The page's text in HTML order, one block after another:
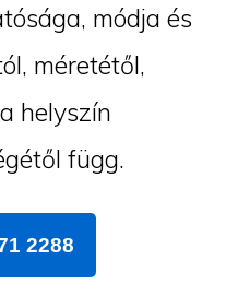
módja és
méretétől,
helyszín
függ.
2288